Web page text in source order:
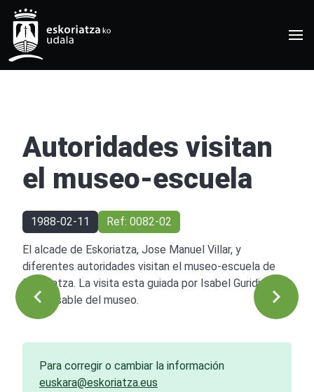
Autoridades visitan
el museo-escuela
1988-02-11 Ref: 0082-02
El alcade de Eskoriatza, Jose Manuel Villar, y
diferentes autoridades visitan el museo-escuela de
Eskoriatza. La visita esta guiada por Isabel Guridi,
responsable del museo.
Para corregir o cambiar la información
euskara@eskoriatza.eus